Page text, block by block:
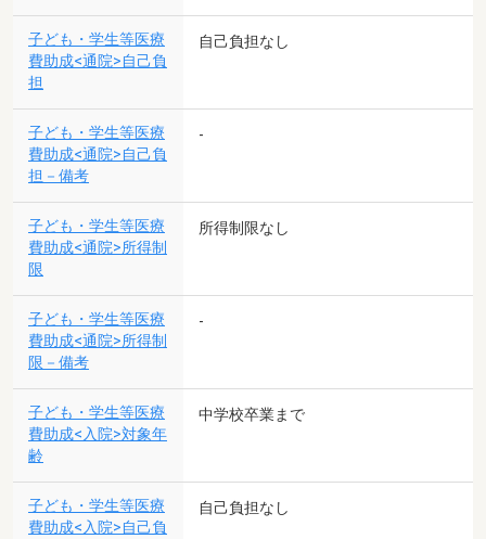
子ども・学生等医療
費助成<通院>自己負
担
自己負担なし
子ども・学生等医療
費助成<通院>自己負
担－備考
-
子ども・学生等医療
費助成<通院>所得制
限
所得制限なし
子ども・学生等医療
費助成<通院>所得制
限－備考
-
子ども・学生等医療
費助成<入院>対象年
齢
中学校卒業まで
子ども・学生等医療
費助成<入院>自己負
自己負担なし